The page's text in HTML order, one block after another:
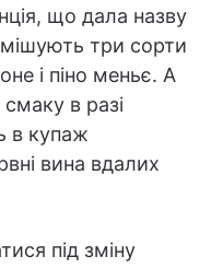
що дала назву
три сорти
і піно меньє. А
в разі
в купаж
вина вдалих
під зміну